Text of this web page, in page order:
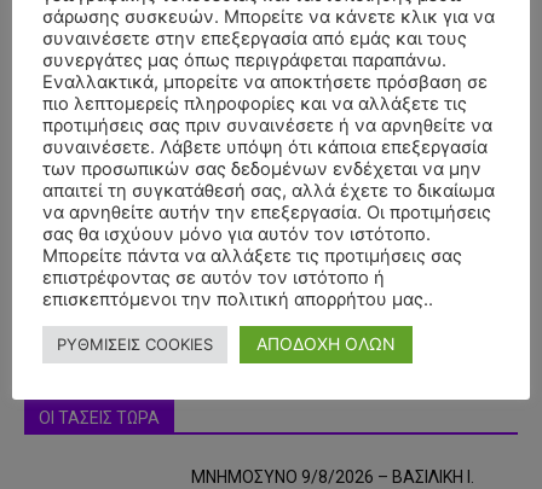
- Advertisment -
ΟΙ ΤΑΣΕΙΣ ΤΩΡΑ
ΜΝΗΜΟΣΥΝΟ 9/8/2026 – ΒΑΣΙΛΙΚΗ Ι.
σάρωσης συσκευών. Μπορείτε να κάνετε κλικ για να
συναινέσετε στην επεξεργασία από εμάς και τους
συνεργάτες μας όπως περιγράφεται παραπάνω.
Εναλλακτικά, μπορείτε να αποκτήσετε πρόσβαση σε
πιο λεπτομερείς πληροφορίες και να αλλάξετε τις
προτιμήσεις σας πριν συναινέσετε ή να αρνηθείτε να
συναινέσετε. Λάβετε υπόψη ότι κάποια επεξεργασία
των προσωπικών σας δεδομένων ενδέχεται να μην
απαιτεί τη συγκατάθεσή σας, αλλά έχετε το δικαίωμα
να αρνηθείτε αυτήν την επεξεργασία. Οι προτιμήσεις
σας θα ισχύουν μόνο για αυτόν τον ιστότοπο.
Μπορείτε πάντα να αλλάξετε τις προτιμήσεις σας
επιστρέφοντας σε αυτόν τον ιστότοπο ή
επισκεπτόμενοι την πολιτική απορρήτου μας..
ΡΥΘΜΙΣΕΙΣ COOKIES ΑΠΟΔΟΧΗ ΟΛΩΝ